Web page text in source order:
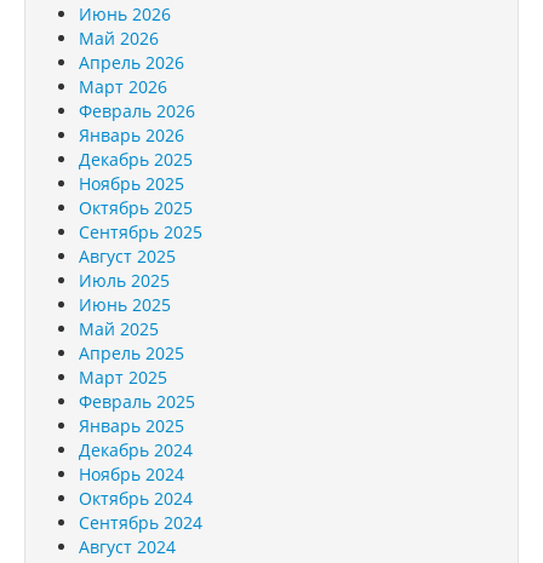
Июнь 2026
Май 2026
Апрель 2026
Март 2026
Февраль 2026
Январь 2026
Декабрь 2025
Ноябрь 2025
Октябрь 2025
Сентябрь 2025
Август 2025
Июль 2025
Июнь 2025
Май 2025
Апрель 2025
Март 2025
Февраль 2025
Январь 2025
Декабрь 2024
Ноябрь 2024
Октябрь 2024
Сентябрь 2024
Август 2024